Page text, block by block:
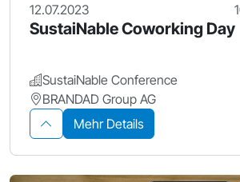
12.07.2023
SustaiNable Coworking Day
SustaiNable Conference
BRANDAD Group AG
Mehr Details